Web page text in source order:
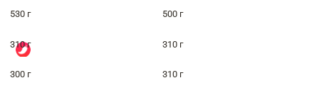
530 г 500 г
310 г 310 г
300 г 310 г